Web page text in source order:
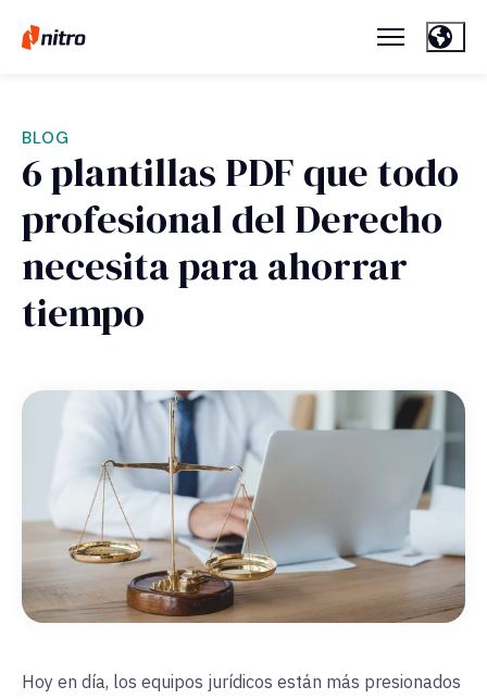
BLOG
6 plantillas PDF que todo
profesional del Derecho
necesita para ahorrar
tiempo
Hoy en día, los equipos jurídicos están más presionados